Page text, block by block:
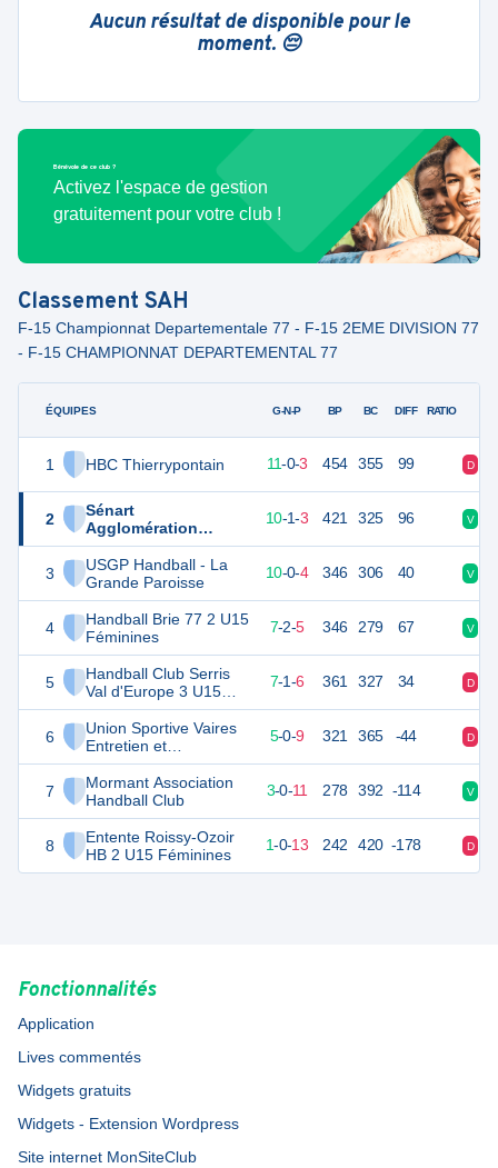
Aucun résultat de disponible pour le
moment. 😔
Bénévole de ce club ?
Activez l'espace de gestion
gratuitement pour votre club !
Classement SAH
F-15 Championnat Departementale 77 - F-15 2EME DIVISION 77
- F-15 CHAMPIONNAT DEPARTEMENTAL 77
ÉQUIPES
1 HBC Thierrypontain
2
Sénart
Agglomération
Handball
3
USGP Handball - La
Grande Paroisse
4
Handball Brie 77 2 U15
Féminines
5
Handball Club Serris
Val d'Europe 3 U15
Féminines
6
Union Sportive Vaires
Entretien et
Competition
7
Mormant Association
Handball Club
8
Entente Roissy-Ozoir
HB 2 U15 Féminines
G-N-P BP BC DIFF RATIO
36 11-0-3 454 355 99 D
10-1-3 421 325 96 V
34 10-0-4 346 306 40 V
30 14 7-2-5 346 279 67 V
29 7-1-6 361 327 34 D
24 14 5-0-9 321 365 -44 D
20 14 3-0-11 278 392 -114 V
16 14 1-0-13 242 420 -178 D
Fonctionnalités
Application
Lives commentés
Widgets gratuits
Widgets - Extension Wordpress
Site internet MonSiteClub